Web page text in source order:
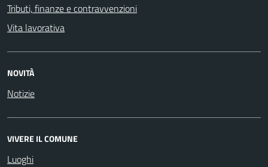
Tributi, finanze e contravvenzioni
Vita lavorativa
NOVITÀ
Notizie
VIVERE IL COMUNE
Luoghi